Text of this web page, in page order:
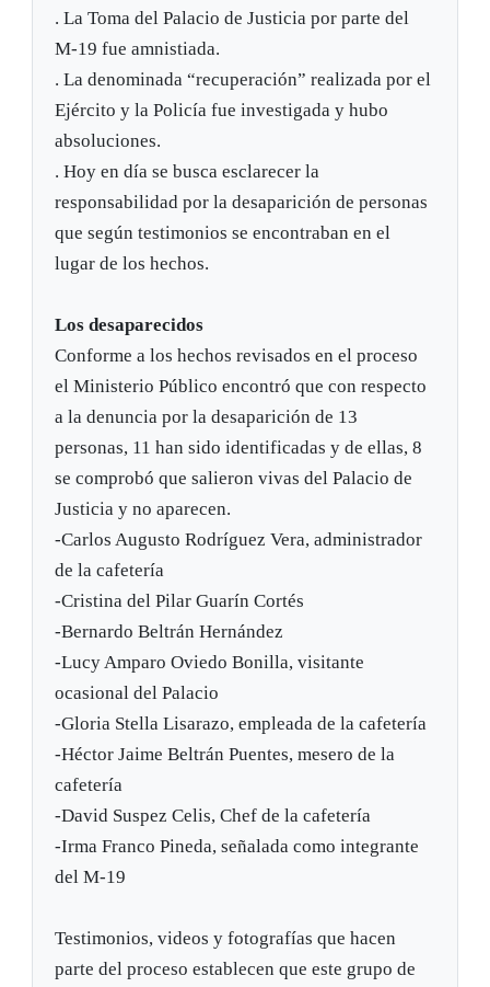
. La Toma del Palacio de Justicia por parte del
M-19 fue amnistiada.
. La denominada “recuperación” realizada por el
Ejército y la Policía fue investigada y hubo
absoluciones.
. Hoy en día se busca esclarecer la
responsabilidad por la desaparición de personas
que según testimonios se encontraban en el
lugar de los hechos.
Los desaparecidos
Conforme a los hechos revisados en el proceso
el Ministerio Público encontró que con respecto
a la denuncia por la desaparición de 13
personas, 11 han sido identificadas y de ellas, 8
se comprobó que salieron vivas del Palacio de
Justicia y no aparecen.
-Carlos Augusto Rodríguez Vera, administrador
de la cafetería
-Cristina del Pilar Guarín Cortés
-Bernardo Beltrán Hernández
-Lucy Amparo Oviedo Bonilla, visitante
ocasional del Palacio
-Gloria Stella Lisarazo, empleada de la cafetería
-Héctor Jaime Beltrán Puentes, mesero de la
cafetería
-David Suspez Celis, Chef de la cafetería
-Irma Franco Pineda, señalada como integrante
del M-19
Testimonios, videos y fotografías que hacen
parte del proceso establecen que este grupo de